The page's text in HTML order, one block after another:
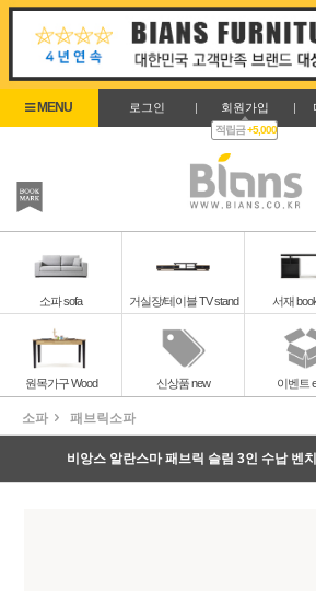
로그인 | 회원가입 |
적립금+5,000
소파 sofa 거실장/테이블 TV stand 서재
원목가구 Wood 신상품 new 이벤트
소파 패브릭소파
비앙스 알란스마 패브릭 슬림 3인 수납 벤